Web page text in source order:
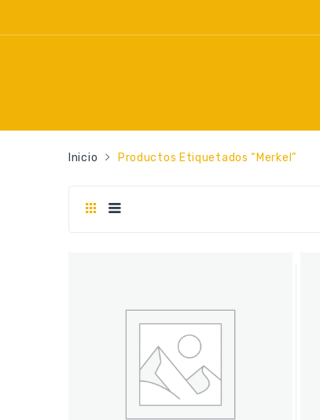
Inicio Productos Etiquetados “merkel”